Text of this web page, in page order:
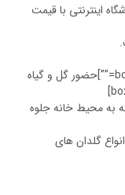
اینترنتی با قیمت
[box type=”success” align=”” class=”” width=””]حضور گل و گیاه
به محیط خانه جلوه
گلدان های